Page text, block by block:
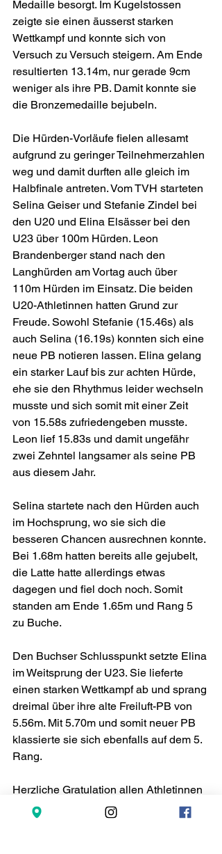
Medaille besorgt. Im Kugelstossen
zeigte sie einen äusserst starken
Wettkampf und konnte sich von
Versuch zu Versuch steigern. Am Ende
resultierten 13.14m, nur gerade 9cm
weniger als ihre PB. Damit konnte sie
die Bronzemedaille bejubeln.
Die Hürden-Vorläufe fielen allesamt
aufgrund zu geringer Teilnehmerzahlen
weg und damit durften alle gleich im
Halbfinale antreten. Vom TVH starteten
Selina Geiser und Stefanie Zindel bei
den U20 und Elina Elsässer bei den
U23 über 100m Hürden. Leon
Brandenberger stand nach den
Langhürden am Vortag auch über
110m Hürden im Einsatz. Die beiden
U20-Athletinnen hatten Grund zur
Freude. Sowohl Stefanie (15.46s) als
auch Selina (16.19s) konnten sich eine
neue PB notieren lassen. Elina gelang
ein starker Lauf bis zur achten Hürde,
ehe sie den Rhythmus leider wechseln
musste und sich somit mit einer Zeit
von 15.58s zufriedengeben musste.
Leon lief 15.83s und damit ungefähr
zwei Zehntel langsamer als seine PB
aus diesem Jahr.
Selina startete nach den Hürden auch
im Hochsprung, wo sie sich die
besseren Chancen ausrechnen konnte.
Bei 1.68m hatten bereits alle gejubelt,
die Latte hatte allerdings etwas
dagegen und fiel doch noch. Somit
standen am Ende 1.65m und Rang 5
zu Buche.
Den Buchser Schlusspunkt setzte Elina
im Weitsprung der U23. Sie lieferte
einen starken Wettkampf ab und sprang
dreimal über ihre alte Freiluft-PB von
5.56m. Mit 5.70m und somit neuer PB
klassierte sie sich ebenfalls auf dem 5.
Rang.
Herzliche Gratulation allen Athletinnen
und Athleten zu diesen hervorragenden
Leistungen!